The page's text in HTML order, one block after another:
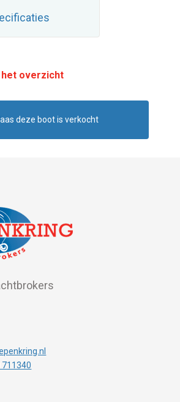
overzicht
deze boot is verkocht
711340